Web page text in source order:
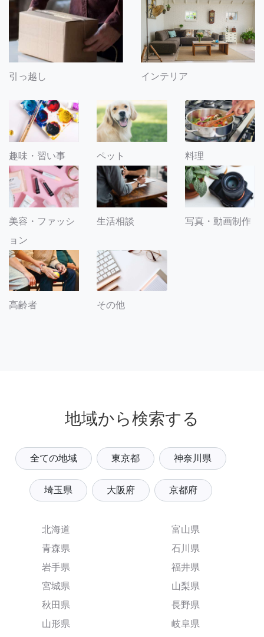
引っ越し インテリア
趣味・習い事 ペット 料理
美容・ファッシ
ョン
生活相談 写真・動画制作
高齢者 その他
地域から検索する
全ての地域 東京都 神奈川県
埼玉県 大阪府 京都府
北海道
青森県
岩手県
宮城県
秋田県
山形県
富山県
石川県
福井県
山梨県
長野県
岐阜県